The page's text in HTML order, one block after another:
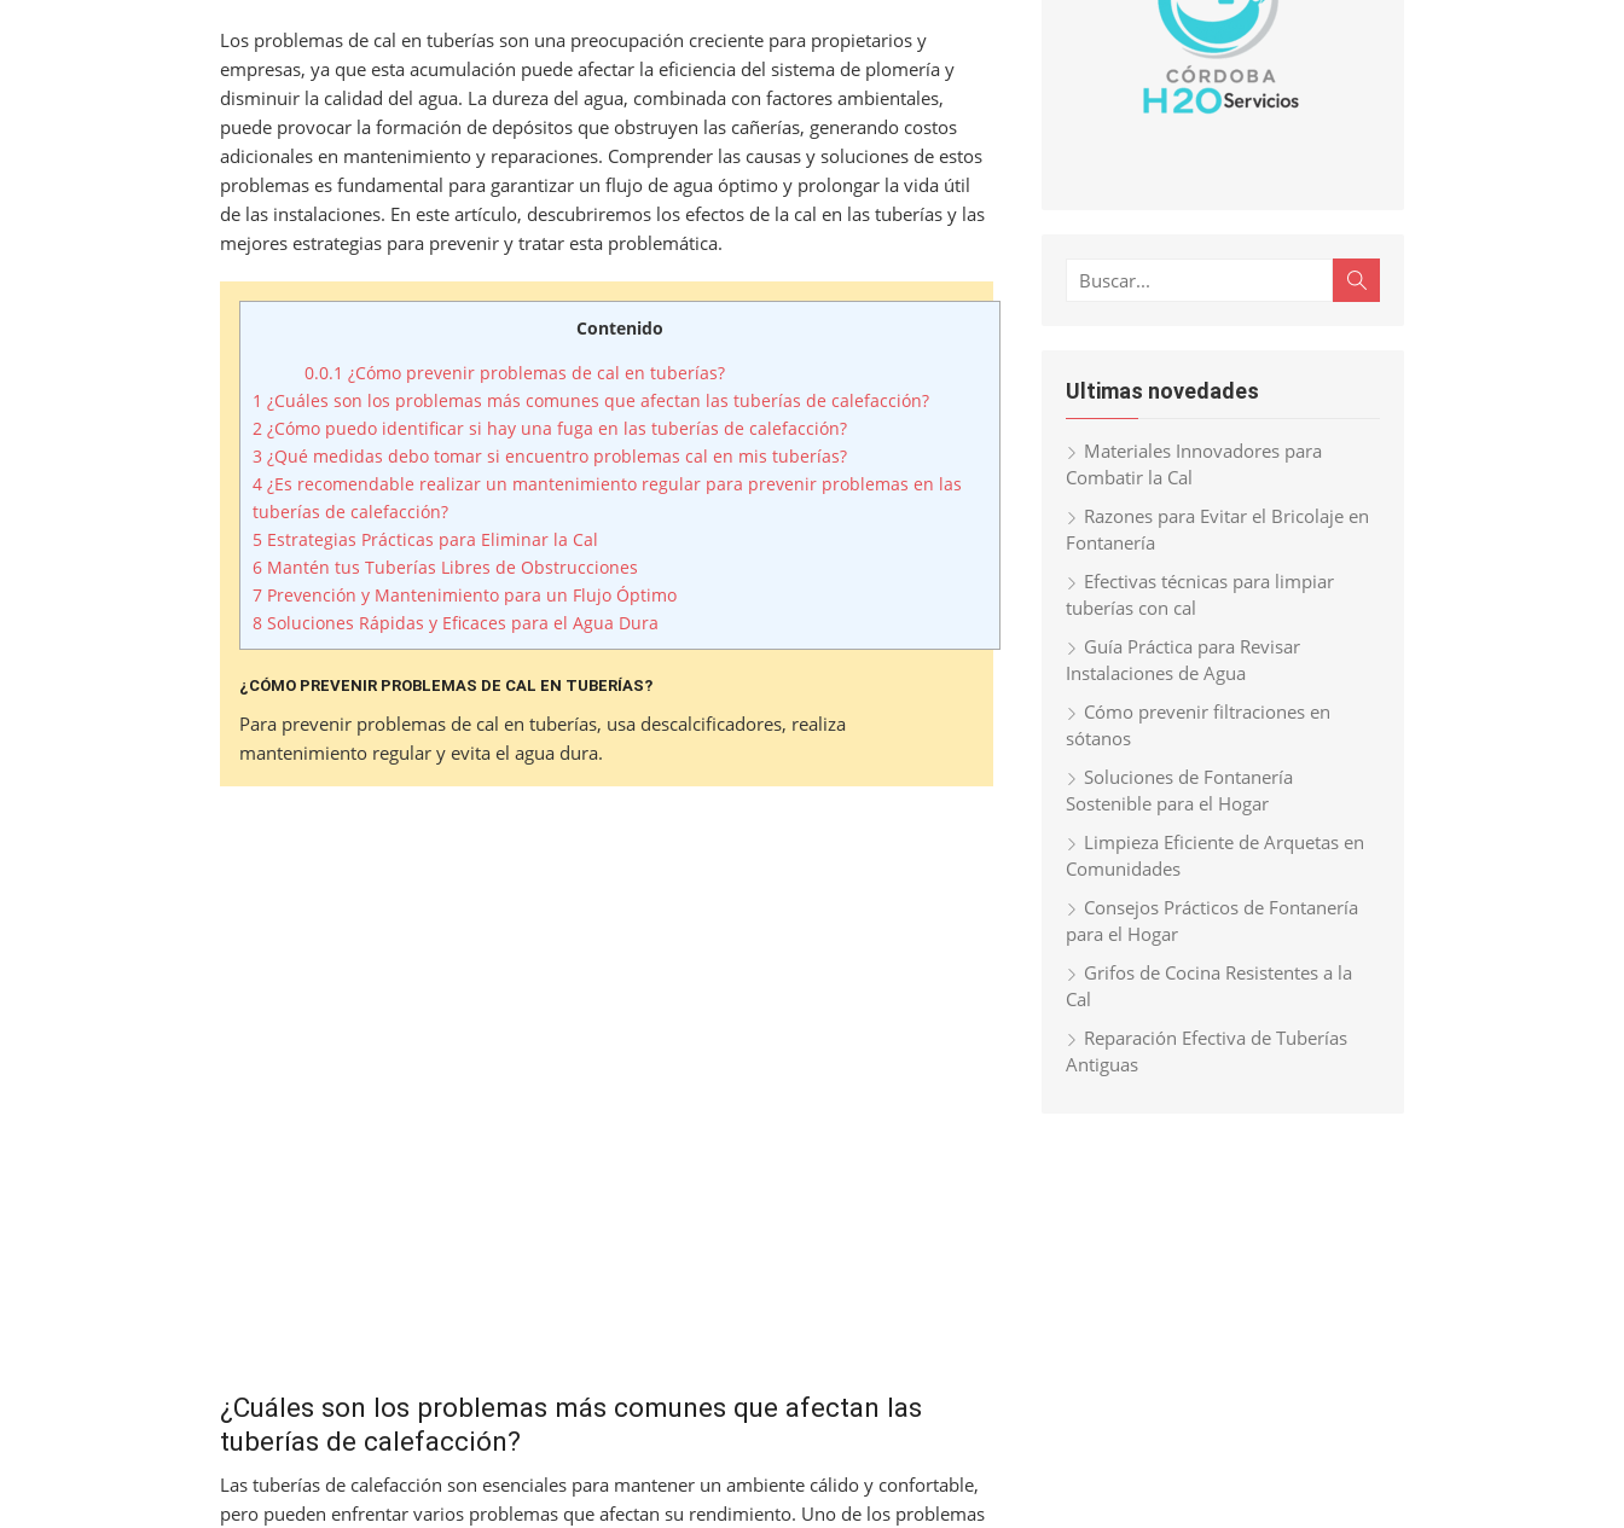
Los problemas de cal en tuberías son una preocupación creciente para propietarios y
empresas, ya que esta acumulación puede afectar la eficiencia del sistema de plomería y
disminuir la calidad del agua. La dureza del agua, combinada con factores ambientales,
puede provocar la formación de depósitos que obstruyen las cañerías, generando costos
adicionales en mantenimiento y reparaciones. Comprender las causas y soluciones de estos
problemas es fundamental para garantizar un flujo de agua óptimo y prolongar la vida útil
de las instalaciones. En este artículo, descubriremos los efectos de la cal en las tuberías y las
mejores estrategias para prevenir y tratar esta problemática.
Contenido
0.0.1 ¿Cómo prevenir problemas de cal en tuberías?
1 ¿Cuáles son los problemas más comunes que afectan las tuberías de calefacción?
2 ¿Cómo puedo identificar si hay una fuga en las tuberías de calefacción?
3 ¿Qué medidas debo tomar si encuentro problemas cal en mis tuberías?
4 ¿Es recomendable realizar un mantenimiento regular para prevenir problemas en las
tuberías de calefacción?
5 Estrategias Prácticas para Eliminar la Cal
6 Mantén tus Tuberías Libres de Obstrucciones
7 Prevención y Mantenimiento para un Flujo Óptimo
8 Soluciones Rápidas y Eficaces para el Agua Dura
¿CÓMO PREVENIR PROBLEMAS DE CAL EN TUBERÍAS?
Para prevenir problemas de cal en tuberías, usa descalcificadores, realiza
mantenimiento regular y evita el agua dura.
¿Cuáles son los problemas más comunes que afectan las
tuberías de calefacción?
Las tuberías de calefacción son esenciales para mantener un ambiente cálido y confortable,
pero pueden enfrentar varios problemas que afectan su rendimiento. Uno de los problemas
Buscar:
Ultimas novedades
Materiales Innovadores para
Combatir la Cal
Razones para Evitar el Bricolaje en
Fontanería
Efectivas técnicas para limpiar
tuberías con cal
Guía Práctica para Revisar
Instalaciones de Agua
Cómo prevenir filtraciones en
sótanos
Soluciones de Fontanería
Sostenible para el Hogar
Limpieza Eficiente de Arquetas en
Comunidades
Consejos Prácticos de Fontanería
para el Hogar
Grifos de Cocina Resistentes a la
Cal
Reparación Efectiva de Tuberías
Antiguas